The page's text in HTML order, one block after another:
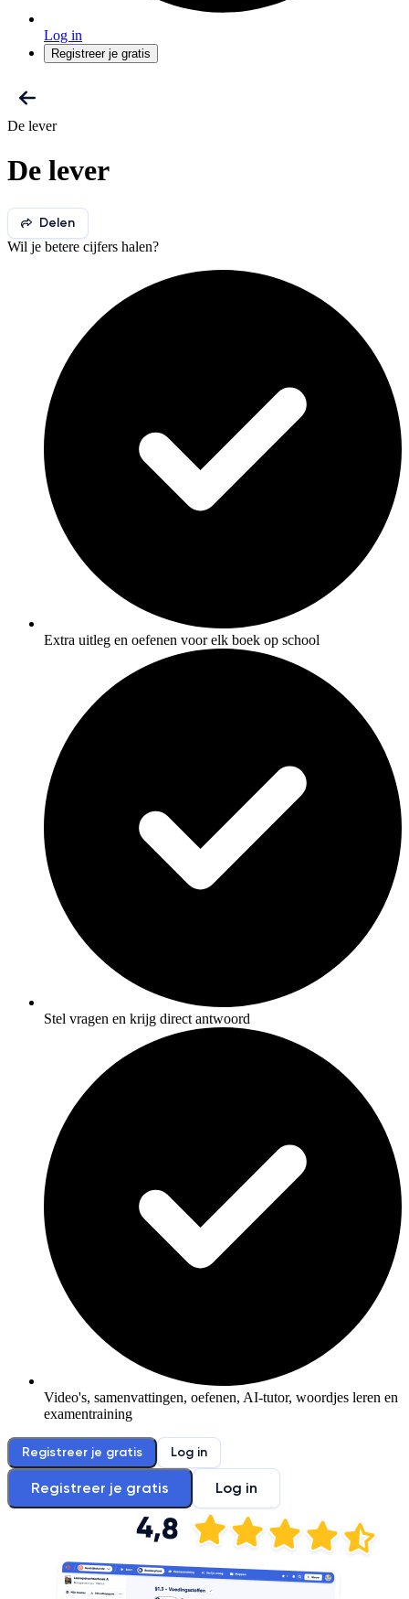
Log in
Registreer je gratis
De lever
De lever
Delen
Wil je betere cijfers halen?
Extra uitleg en oefenen voor elk boek op school
Stel vragen en krijg direct antwoord
Video's, samenvattingen, oefenen, AI-tutor, woordjes leren en
examentraining
Registreer je gratis Log in
Registreer je gratis Log in